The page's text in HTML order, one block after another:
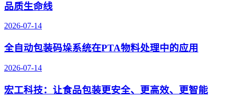
品质生命线
2026-07-14
全自动包装码垛系统在PTA物料处理中的应用
2026-07-14
宏工科技：让食品包装更安全、更高效、更智能